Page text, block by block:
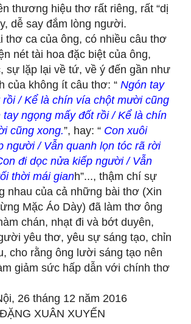
thương hiệu thơ rất riêng, rất “dị
dễ say đắm lòng người.
ca của ông, có nhiều câu thơ
nét tài hoa đặc biệt của ông,
sự lặp lại về tứ, về ý đến gần như
của không ít câu thơ: “ Ngón tay
/ Kể là chín vía chột mười cũng
tay ngọng mấy đốt rồi / Kể là chín
cũng xong.”, hay: “ Con xuôi
người / Vẫn quanh lọn tóc rã rời
đi dọc nửa kiếp người / Vẫn
thời mái gianh”..., thậm chí sự
nhau của cả những bài thơ (Xin
Mặc Áo Dày) đã làm thơ ông
chán, nhạt đi và bớt duyên,
yêu thơ, yêu sự sáng tạo, chỉn
cho rằng ông lười sáng tạo nên
giảm sức hấp dẫn với chính thơ
26 tháng 12 năm 2016
ĐẶNG XUÂN XUYẾN